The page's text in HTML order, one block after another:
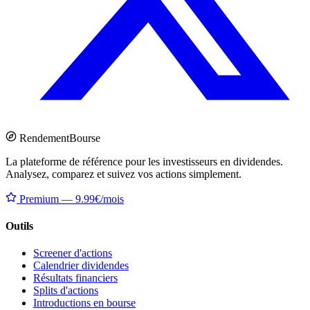
RendementBourse
La plateforme de référence pour les investisseurs en dividendes.
Analysez, comparez et suivez vos actions simplement.
Premium — 9.99€/mois
Outils
Screener d'actions
Calendrier dividendes
Résultats financiers
Splits d'actions
Introductions en bourse